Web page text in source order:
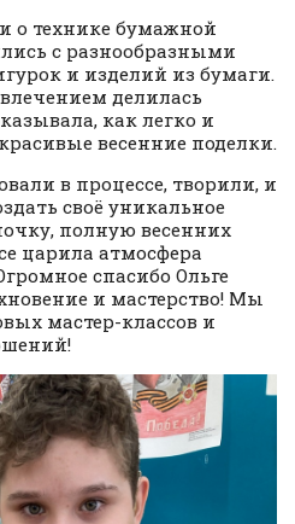
о технике бумажной
с разнообразными
и изделий из бумаги.
делилась
как легко и
весенние поделки.
в процессе, творили, и
своё уникальное
полную весенних
царила атмосфера
спасибо Ольге
и мастерство! Мы
мастер-классов и